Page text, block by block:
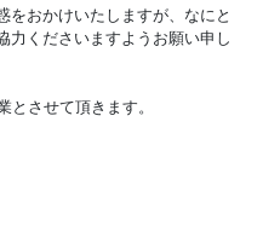
をおかけいたしますが、なにと
力くださいますようお願い申し
させて頂きます。